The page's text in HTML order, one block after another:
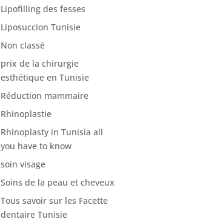
Lipofilling des fesses
Liposuccion Tunisie
Non classé
prix de la chirurgie
esthétique en Tunisie
Réduction mammaire
Rhinoplastie
Rhinoplasty in Tunisia all
you have to know
soin visage
Soins de la peau et cheveux
Tous savoir sur les Facette
dentaire Tunisie